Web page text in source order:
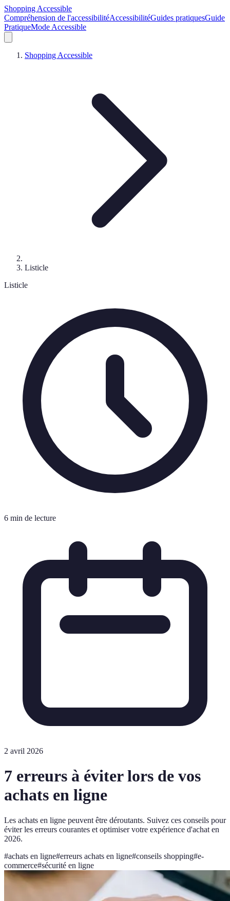
Shopping Accessible
Compréhension de l'accessibilitéAccessibilitéGuides pratiquesGuide
PratiqueMode Accessible
Shopping Accessible
Listicle
Listicle
6 min de lecture
2 avril 2026
7 erreurs à éviter lors de vos
achats en ligne
Les achats en ligne peuvent être déroutants. Suivez ces conseils pour
éviter les erreurs courantes et optimiser votre expérience d'achat en
2026.
#achats en ligne#erreurs achats en ligne#conseils shopping#e-
commerce#sécurité en ligne